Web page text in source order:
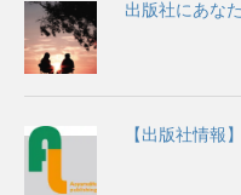
出版社にあな
【出版社情報